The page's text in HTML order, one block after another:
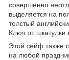
совершенно
выделяется на
толстый
Ключ от шкатулки
Этой сейф также
на любой